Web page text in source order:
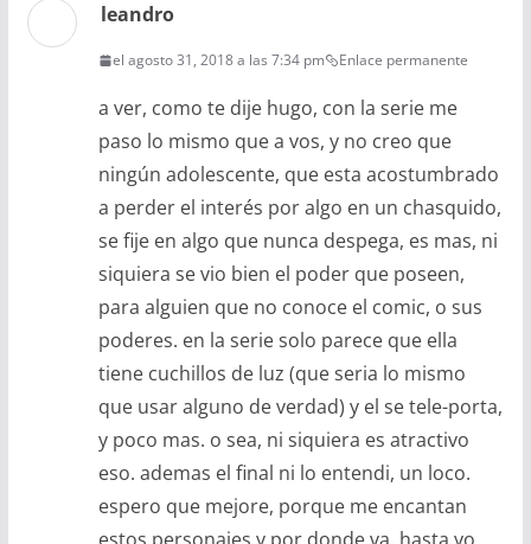
leandro
el agosto 31, 2018 a las 7:34 pm Enlace permanente
a ver, como te dije hugo, con la serie me
paso lo mismo que a vos, y no creo que
ningún adolescente, que esta acostumbrado
a perder el interés por algo en un chasquido,
se fije en algo que nunca despega, es mas, ni
siquiera se vio bien el poder que poseen,
para alguien que no conoce el comic, o sus
poderes. en la serie solo parece que ella
tiene cuchillos de luz (que seria lo mismo
que usar alguno de verdad) y el se tele-porta,
y poco mas. o sea, ni siquiera es atractivo
eso. ademas el final ni lo entendi, un loco.
espero que mejore, porque me encantan